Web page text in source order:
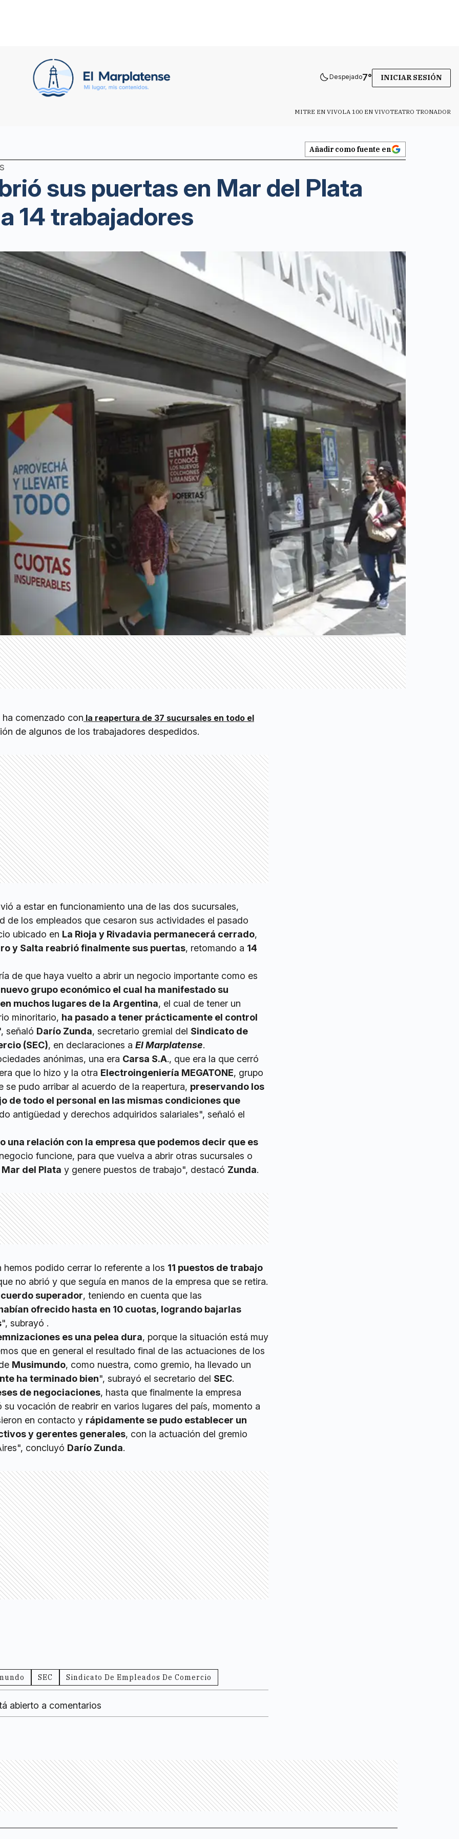
Despejado7° INICIAR SESIÓN
MITRE EN VIVOLA 100 EN VIVOTEATRO TRONADOR
Añadir como fuente en
sus puertas en Mar del Plata
14 trabajadores
ha comenzado con la reapertura de 37 sucursales en todo el
de algunos de los trabajadores despedidos.
a estar en funcionamiento una de las dos sucursales,
de los empleados que cesaron sus actividades el pasado
ubicado en La Rioja y Rivadavia permanecerá cerrado,
y Salta reabrió finalmente sus puertas, retomando a 14
de que haya vuelto a abrir un negocio importante como es
grupo económico el cual ha manifestado su
muchos lugares de la Argentina, el cual de tener un
minoritario, ha pasado a tener prácticamente el control
señaló Darío Zunda, secretario gremial del Sindicato de
(SEC), en declaraciones a El Marplatense.
anónimas, una era Carsa S.A., que era la que cerró
que lo hizo y la otra Electroingeniería MEGATONE, grupo
se pudo arribar al acuerdo de la reapertura, preservando los
de todo el personal en las mismas condiciones que
antigüedad y derechos adquiridos salariales", señaló el
una relación con la empresa que podemos decir que es
funcione, para que vuelva a abrir otras sucursales o
Mar del Plata y genere puestos de trabajo", destacó Zunda.
podido cerrar lo referente a los 11 puestos de trabajo
no abrió y que seguía en manos de la empresa que se retira.
superador, teniendo en cuenta que las
ofrecido hasta en 10 cuotas, logrando bajarlas
", subrayó .
es una pelea dura, porque la situación está muy
que en general el resultado final de las actuaciones de los
Musimundo, como nuestra, como gremio, ha llevado un
ha terminado bien", subrayó el secretario del SEC.
de negociaciones, hasta que finalmente la empresa
vocación de reabrir en varios lugares del país, momento a
en contacto y rápidamente se pudo establecer un
y gerentes generales, con la actuación del gremio
concluyó Darío Zunda.
SEC Sindicato De Empleados De Comercio
abierto a comentarios